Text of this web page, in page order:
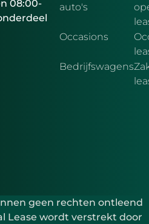
08:00-
auto's
Occasions
Bedrijfswagens
geen rechten ontleend
Lease wordt verstrekt door